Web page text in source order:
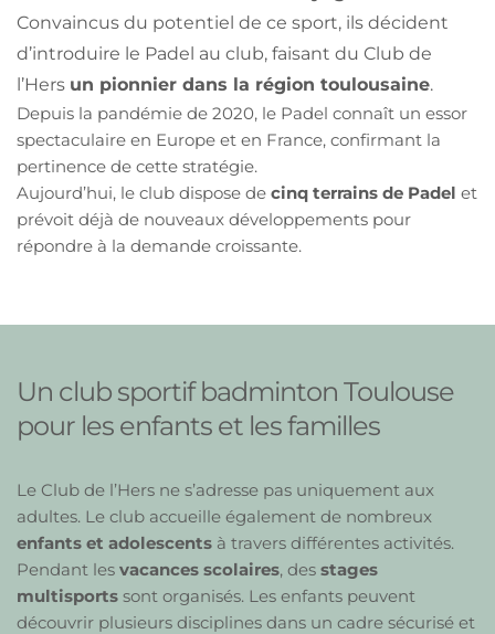
Convaincus du potentiel de ce sport, ils décident
d’introduire le Padel au club, faisant du Club de
l’Hers un pionnier dans la région toulousaine.
Depuis la pandémie de 2020, le Padel connaît un essor
spectaculaire en Europe et en France, confirmant la
pertinence de cette stratégie.
Aujourd’hui, le club dispose de cinq terrains de Padel et
prévoit déjà de nouveaux développements pour
répondre à la demande croissante.
Un club sportif badminton Toulouse
pour les enfants et les familles
Le Club de l’Hers ne s’adresse pas uniquement aux
enfants et adolescents à travers différentes activités.
Pendant les vacances scolaires, des stages
multisports sont organisés. Les enfants peuvent
découvrir plusieurs disciplines dans un cadre sécurisé et